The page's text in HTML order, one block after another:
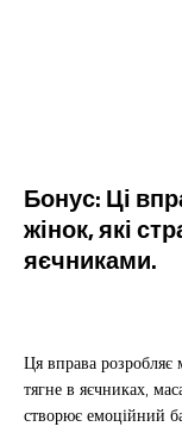
Бонус: Ці
жінок, які
яєчниками.
Ця вправа розробляє
тягне в яєчниках,
створює емоційний